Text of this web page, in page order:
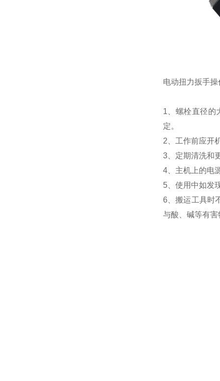
电动扭力扳手操
1、螺栓直径的
定。
2、工作前应开
3、定期清洗和
4、主机上的电
5、使用中如发
6、搬运工具时
与酸、碱等有